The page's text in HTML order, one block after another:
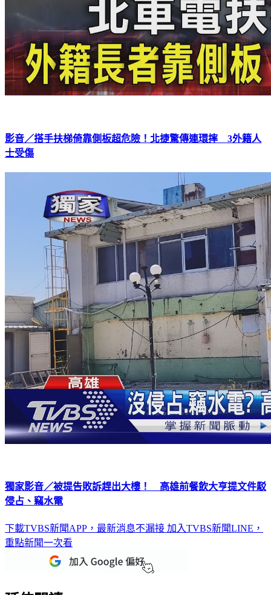
影音／搭手扶梯倚靠側板超危險！北捷驚傳連環摔 3外籍人
士受傷
獨家影音／被提告敗訴趕出大樓！ 高雄前餐飲大亨提文件駁
侵占、竊水電
下載TVBS新聞APP，最新消息不漏接 加入TVBS新聞LINE，
重點新聞一次看